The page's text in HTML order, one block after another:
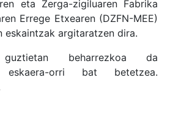
eta Zerga-zigiluaren Fabrika
Errege Etxearen (DZFN-MEE)
eskaintzak argitaratzen dira.
beharrezkoa da
eskaera-orri bat betetzea.